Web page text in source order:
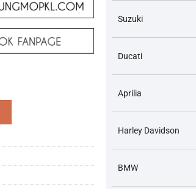
Suzuki
Ducati
Aprilia
Harley Davidson
BMW